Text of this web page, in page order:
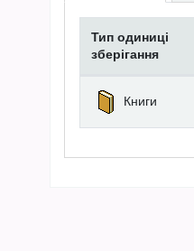
Тип одиниці
зберігання
Книги